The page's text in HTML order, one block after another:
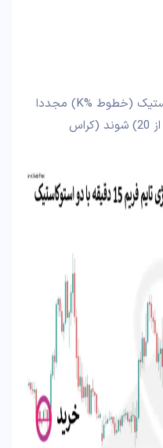
زمانی که هر دو خط اصلی استوکاستیک (خطوط %K) مجددا
وارد منطقه اشباع فروش (پایین‌تر از 20) شوند (کراس